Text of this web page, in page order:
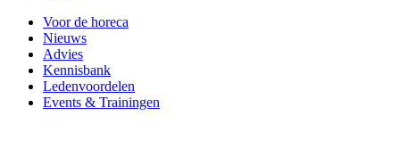
Voor de horeca
Nieuws
Advies
Kennisbank
Ledenvoordelen
Events & Trainingen